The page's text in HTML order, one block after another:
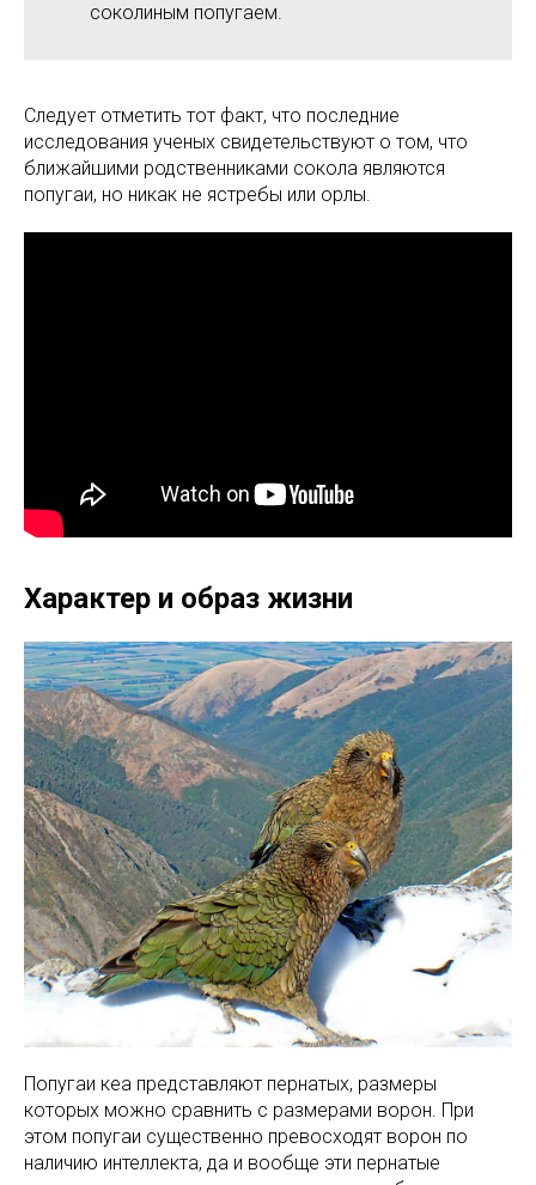
соколиным попугаем.
Следует отметить тот факт, что последние
исследования ученых свидетельствуют о том, что
ближайшими родственниками сокола являются
попугаи, но никак не ястребы или орлы.
Характер и образ жизни
Попугаи кеа представляют пернатых, размеры
которых можно сравнить с размерами ворон. При
этом попугаи существенно превосходят ворон по
наличию интеллекта, да и вообще эти пернатые